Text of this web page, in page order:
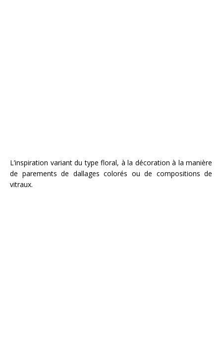
L’inspiration variant du type floral, à la décoration à la manière
de parements de dallages colorés ou de compositions de
vitraux.